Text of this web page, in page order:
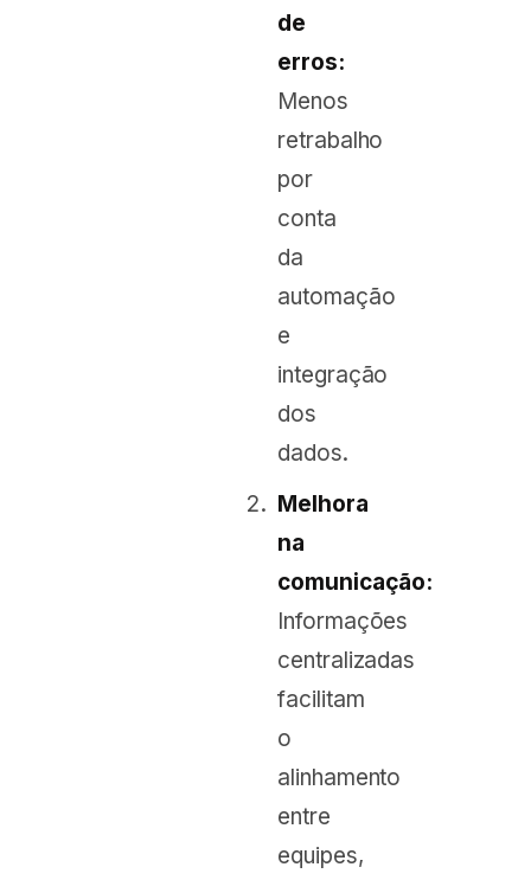
de
erros:
Menos
retrabalho
por
conta
da
automação
e
integração
dos
dados.
Melhora
na
comunicação:
Informações
centralizadas
facilitam
o
alinhamento
entre
equipes,